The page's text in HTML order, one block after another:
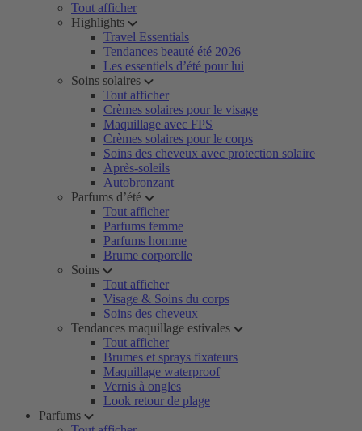
Tout afficher
Highlights
Travel Essentials
Tendances beauté été 2026
Les essentiels d’été pour lui
Soins solaires
Tout afficher
Crèmes solaires pour le visage
Maquillage avec FPS
Crèmes solaires pour le corps
Soins des cheveux avec protection solaire
Après-soleils
Autobronzant
Parfums d’été
Tout afficher
Parfums femme
Parfums homme
Brume corporelle
Soins
Tout afficher
Visage & Soins du corps
Soins des cheveux
Tendances maquillage estivales
Tout afficher
Brumes et sprays fixateurs
Maquillage waterproof
Vernis à ongles
Look retour de plage
Parfums